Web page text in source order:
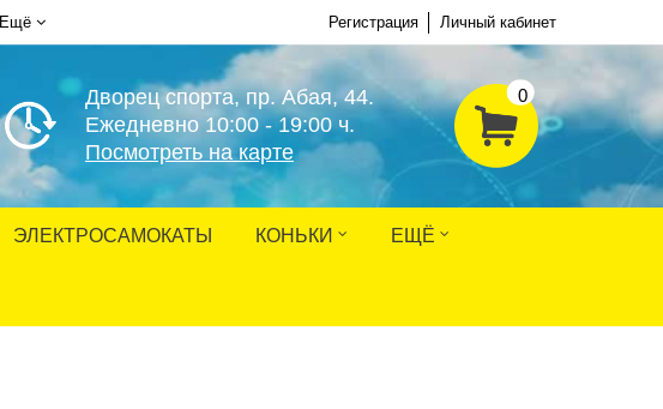
Ещё Регистрация Личный кабинет
Дворец спорта, пр. Абая, 44.
Ежедневно 10:00 - 19:00 ч.
Посмотреть на карте
0
ЭЛЕКТРОСАМОКАТЫ КОНЬКИ ЕЩЁ